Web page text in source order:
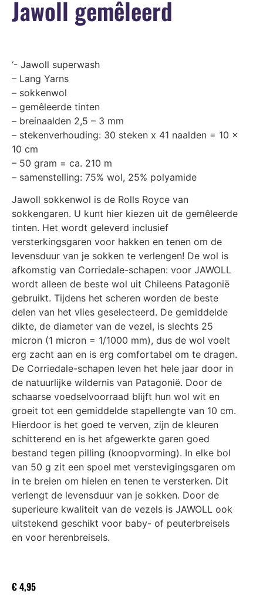
Jawoll gemêleerd
‘- Jawoll superwash
– Lang Yarns
– sokkenwol
– gemêleerde tinten
– breinaalden 2,5 – 3 mm
– stekenverhouding: 30 steken x 41 naalden = 10 x
10 cm
– 50 gram = ca. 210 m
– samenstelling: 75% wol, 25% polyamide
Jawoll sokkenwol is de Rolls Royce van
sokkengaren. U kunt hier kiezen uit de gemêleerde
tinten. Het wordt geleverd inclusief
versterkingsgaren voor hakken en tenen om de
levensduur van je sokken te verlengen! De wol is
afkomstig van Corriedale-schapen: voor JAWOLL
wordt alleen de beste wol uit Chileens Patagonië
gebruikt. Tijdens het scheren worden de beste
delen van het vlies geselecteerd. De gemiddelde
dikte, de diameter van de vezel, is slechts 25
micron (1 micron = 1/1000 mm), dus de wol voelt
erg zacht aan en is erg comfortabel om te dragen.
De Corriedale-schapen leven het hele jaar door in
de natuurlijke wildernis van Patagonië. Door de
schaarse voedselvoorraad blijft hun wol wit en
groeit tot een gemiddelde stapellengte van 10 cm.
Hierdoor is het goed te verven, zijn de kleuren
schitterend en is het afgewerkte garen goed
bestand tegen pilling (knoopvorming). In elke bol
van 50 g zit een spoel met verstevigingsgaren om
in te breien om hielen en tenen te versterken. Dit
verlengt de levensduur van je sokken. Door de
superieure kwaliteit van de vezels is JAWOLL ook
uitstekend geschikt voor baby- of peuterbreisels
en voor herenbreisels.
€4,95